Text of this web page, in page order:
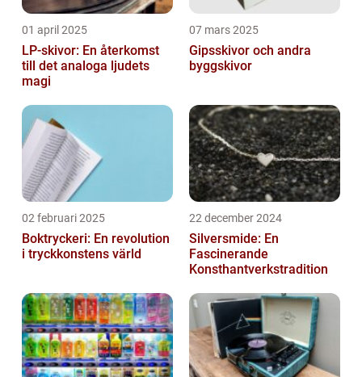
01 april 2025
LP-skivor: En återkomst
till det analoga ljudets
magi
07 mars 2025
Gipsskivor och andra
byggskivor
02 februari 2025
Boktryckeri: En revolution
i tryckkonstens värld
22 december 2024
Silversmide: En
Fascinerande
Konsthantverkstradition